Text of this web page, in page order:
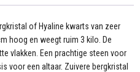
of Hyaline kwarts van zeer
hoog en weegt ruim 3 kilo. De
vlakken. Een prachtige steen voor
voor een altaar. Zuivere bergkristal